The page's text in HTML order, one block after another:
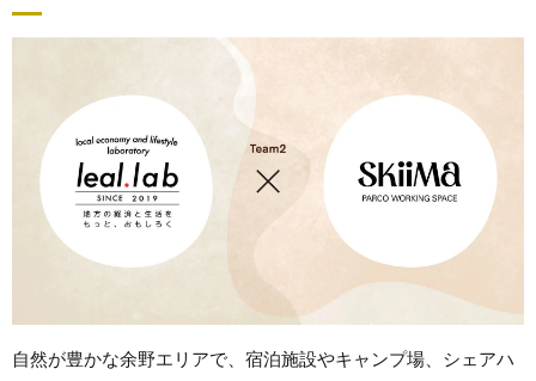
自然が豊かな余野エリアで、宿泊施設やキャンプ場、シェアハ